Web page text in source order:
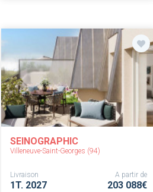
SEINOGRAPHIC
Villeneuve-Saint-Georges (94)
Livraison
1T. 2027
A partir de
203 088€